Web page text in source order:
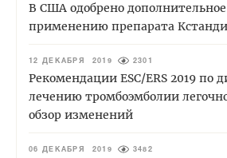
В США одобрено
применению препарата
12 ДЕКАБРЯ 2019 2301
Рекомендации ESC/ERS 2019 по
лечению тромбоэмболии
обзор изменений
06 ДЕКАБРЯ 2019 3482